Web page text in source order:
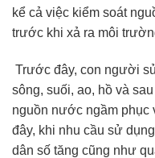
kể cả việc kiểm soát
trước khi xả ra môi
Trước đây, con người
sông, suối, ao, hồ và
nguồn nước ngầm phục
đây, khi nhu cầu sử
dân số tăng cũng như